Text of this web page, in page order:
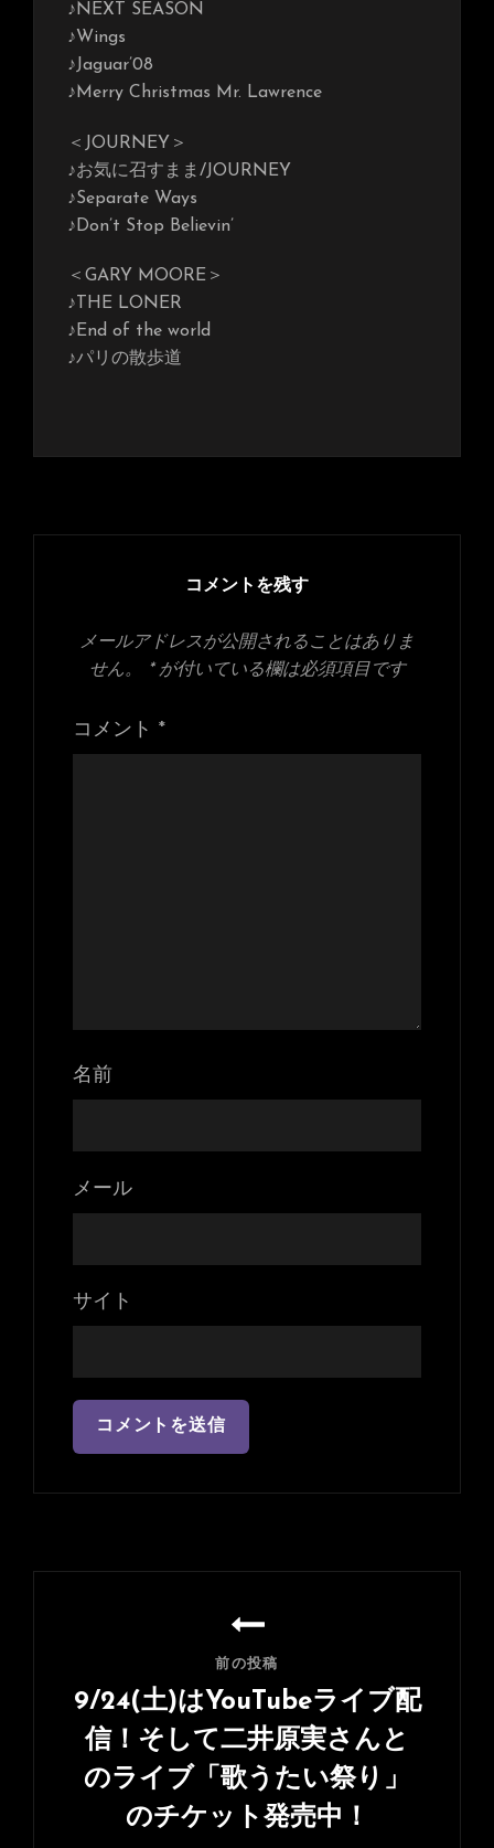
♪NEXT SEASON
♪Wings
♪Jaguar’08
♪Merry Christmas Mr. Lawrence
＜JOURNEY＞
♪お気に召すまま/JOURNEY
♪Separate Ways
♪Don’t Stop Believin’
＜GARY MOORE＞
♪THE LONER
♪End of the world
♪パリの散歩道
コメントを残す
メールアドレスが公開されることはありま
せん。
*が付いている欄は必須項目です
コメント *
名前
メール
サイト
前の投稿
9/24(土)はYouTubeライブ配
信！そして二井原実さんと
のライブ「歌うたい祭り」
のチケット発売中！